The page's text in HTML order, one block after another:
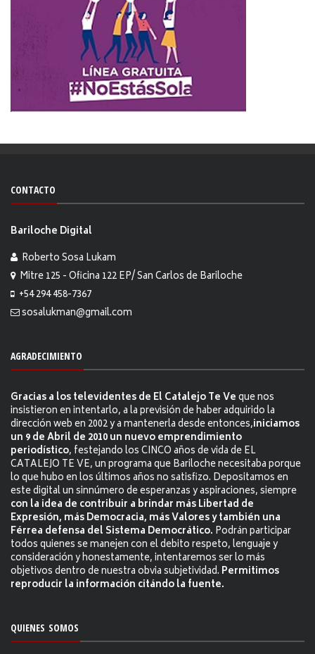
CONTACTO
Bariloche Digital
Roberto Sosa Lukam
Mitre 125 - Oficina 122 EP/ San Carlos de Bariloche
+54 294 458-7367
sosalukman@gmail.com
AGRADECIMIENTO
Gracias a los televidentes de El Catalejo Te Veque nos
insistieron en intentarlo, a la previsión de haber adquirido la
dirección web en 2002 y a mantenerla desde entonces,iniciamos
un 9 de Abril de 2010 un nuevo emprendimiento
periodístico, festejando los CINCO años de vida de EL
CATALEJO TE VE, un programa que Bariloche necesitaba porque
lo que hubo en los últimos años no satisfizo. Depositamos en
este digital un sinnúmero de esperanzas y aspiraciones, siempre
con la idea de contribuir a brindar más Libertad de
Expresión, más Democracia, más Valores y también una
Férrea defensa del Sistema Democrático. Podrán participar
todos quienes se manejen con el debito respeto, lenguaje y
consideración y honestamente, intentaremos ser lo más
objetivos dentro de nuestra obvia subjetividad. Permitimos
reproducir la información citándo la fuente.
QUIENES SOMOS